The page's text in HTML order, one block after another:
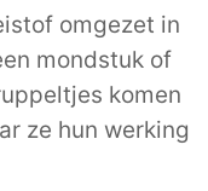
omgezet in
mondstuk of
komen
ze hun werking